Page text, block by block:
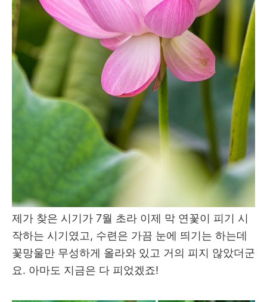
제가 찾은 시기가 7월 초라 이제 막 연꽃이 피기 시
작하는 시기였고, 수련은 가끔 눈에 띄기는 하는데
꽃망울만 무성하게 올라와 있고 거의 피지 않았더군
요. 아마도 지금은 다 피었겠죠!